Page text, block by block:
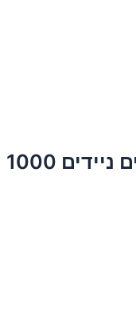
נוזל חיטוי לשירותים כימיים ניידים 1000